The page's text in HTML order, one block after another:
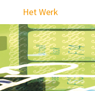
Het Werk